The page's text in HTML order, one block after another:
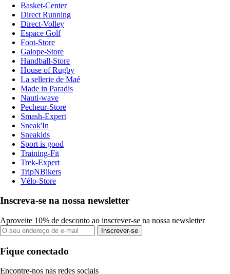
Basket-Center
Direct Running
Direct-Volley
Espace Golf
Foot-Store
Galope-Store
Handball-Store
House of Rugby
La sellerie de Maé
Made in Paradis
Nauti-wave
Pecheur-Store
Smash-Expert
Sneak'In
Sneakids
Sport is good
Training-Fit
Trek-Expert
TripNBikers
Vélo-Store
Inscreva-se na nossa newsletter
Aproveite 10% de desconto ao inscrever-se na nossa newsletter
Inscrever-se
Fique conectado
Encontre-nos nas redes sociais